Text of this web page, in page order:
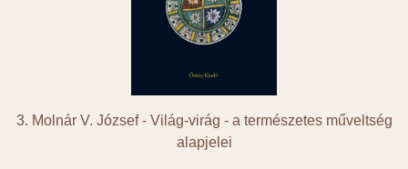
3. Molnár V. József - Világ-virág - a természetes műveltség
alapjelei